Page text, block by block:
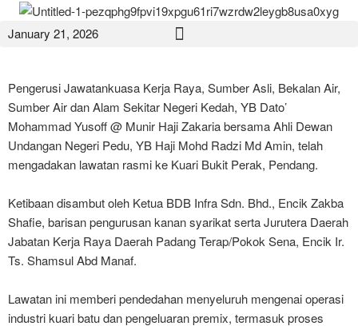
January 21, 2026
Pengerusi Jawatankuasa Kerja Raya, Sumber Asli, Bekalan Air,
Sumber Air dan Alam Sekitar Negeri Kedah, YB Dato’
Mohammad Yusoff @ Munir Haji Zakaria bersama Ahli Dewan
Undangan Negeri Pedu, YB Haji Mohd Radzi Md Amin, telah
mengadakan lawatan rasmi ke Kuari Bukit Perak, Pendang.
Ketibaan disambut oleh Ketua BDB Infra Sdn. Bhd., Encik Zakba
Shafie, barisan pengurusan kanan syarikat serta Jurutera Daerah
Jabatan Kerja Raya Daerah Padang Terap/Pokok Sena, Encik Ir.
Ts. Shamsul Abd Manaf.
Lawatan ini memberi pendedahan menyeluruh mengenai operasi
industri kuari batu dan pengeluaran premix, termasuk proses